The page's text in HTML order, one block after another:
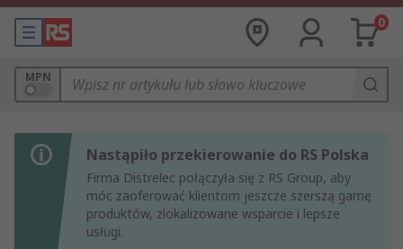
0
MPN
Nastąpiło przekierowanie do RS Polska
Firma Distrelec połączyła się z RS Group, aby
móc zaoferować klientom jeszcze szerszą gamę
produktów, zlokalizowane wsparcie i lepsze
usługi.